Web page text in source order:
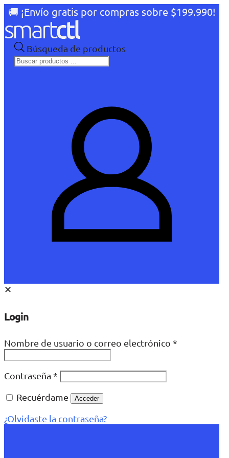
🚚 ¡Envío gratis por compras sobre $199.990!
Búsqueda de productos
✕
Login
Nombre de usuario o correo electrónico *
Contraseña *
Recuérdame
Acceder
¿Olvidaste la contraseña?